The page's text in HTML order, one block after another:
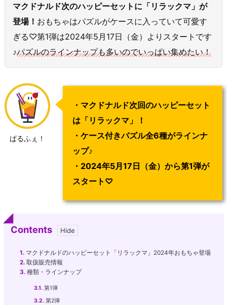
マクドナルド次のハッピーセットに「リラックマ」が
登場！ おもちゃはパズルがケースに入っていて可愛す
ぎる♡第1弾は2024年5月17日（金）よりスタートです
♪パズルのラインナップも多いのでいっぱい集めたい！
ぱるふぇ！
・マクドナルド次回のハッピーセット
は「リラックマ」！
・ケース付きパズル全6種がラインナ
ップ♪
・2024年5月17日（金）から第1弾が
スタート♡
Contents
1.マクドナルドのハッピーセット「リラックマ」2024年おもちゃ登場
2.取扱販売情報
3.種類・ラインナップ
3.1.第1弾
3.2.第2弾